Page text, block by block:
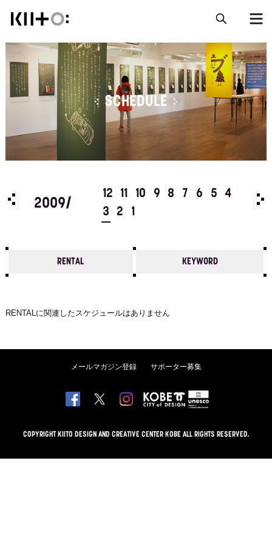
SCHEDULE
4
2009/
12 11 10 9 8 7 6 5
4
3
2 1
RENTAL KEYWORD
RENTAL に関連したスケジュールはありません
メールマガジン登録 サポーター募集
COPYRIGHT KIITO DESIGN AND CREATIVE CENTER KOBE ALL RIGHTS RESERVED.